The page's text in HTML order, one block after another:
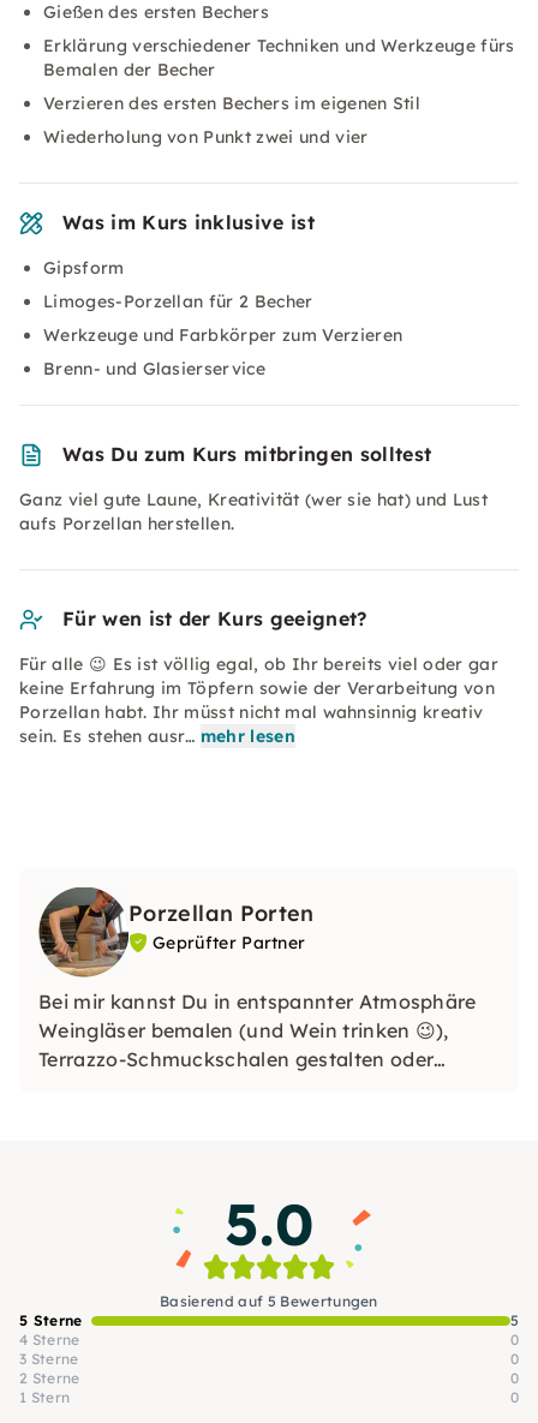
Gießen des ersten Bechers
Erklärung verschiedener Techniken und Werkzeuge fürs
Bemalen der Becher
Verzieren des ersten Bechers im eigenen Stil
Wiederholung von Punkt zwei und vier
Was im Kurs inklusive ist
Gipsform
Limoges-Porzellan für 2 Becher
Werkzeuge und Farbkörper zum Verzieren
Brenn- und Glasierservice
Was Du zum Kurs mitbringen solltest
Ganz viel gute Laune, Kreativität (wer sie hat) und Lust
aufs Porzellan herstellen.
Für wen ist der Kurs geeignet?
Für alle 😉 Es ist völlig egal, ob Ihr bereits viel oder gar
keine Erfahrung im Töpfern sowie der Verarbeitung von
Porzellan habt. Ihr müsst nicht mal wahnsinnig kreativ
sein. Es stehen ausr… mehr lesen
Porzellan Porten
Geprüfter Partner
Bei mir kannst Du in entspannter Atmosphäre
Weingläser bemalen (und Wein trinken 😉),
Terrazzo-Schmuckschalen gestalten oder
5.0
Basierend auf 5 Bewertungen
5 Sterne
5
4 Sterne
0
3 Sterne
0
2 Sterne
0
1 Stern
0